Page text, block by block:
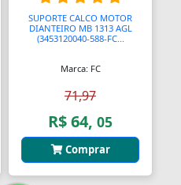
SUPORTE CALCO MOTOR
DIANTEIRO MB 1313 AGL
(3453120040-588-FC...
Marca: FC
71,97
R$ 64, 05
Comprar